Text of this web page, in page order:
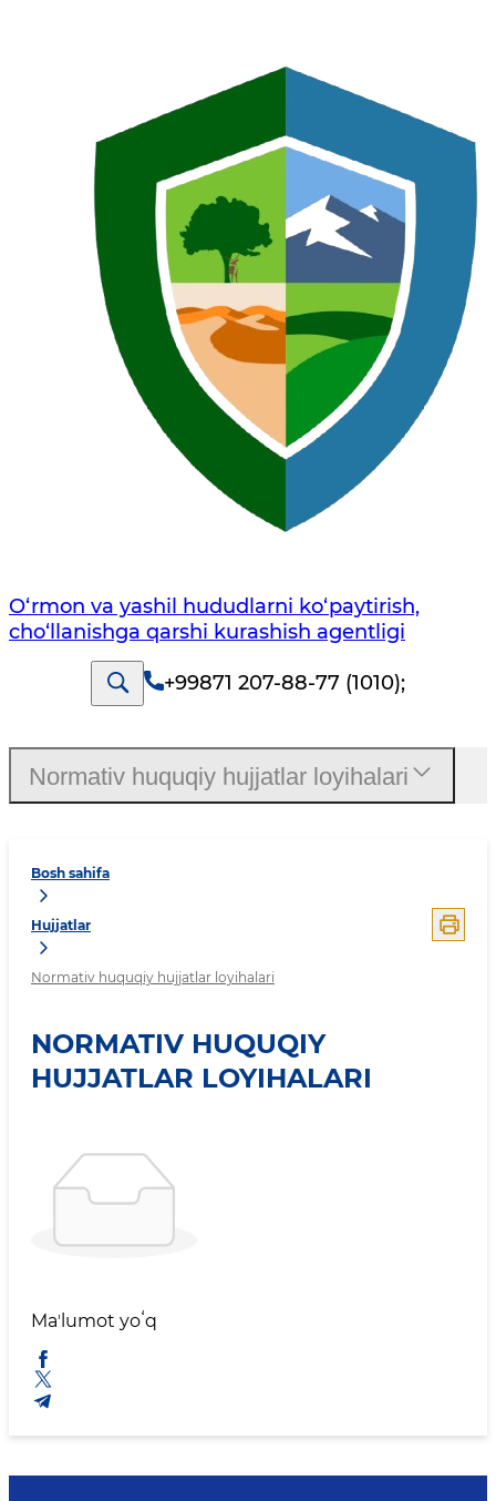
O‘rmon va yashil hududlarni ko‘paytirish,
cho‘llanishga qarshi kurashish agentligi
+99871 207-88-77 (1010);
Bosh sahifa
Hujjatlar
Normativ huquqiy hujjatlar loyihalari
NORMATIV HUQUQIY
HUJJATLAR LOYIHALARI
Maʼlumot yoʻq
Normativ huquqiy hujjatlar loyihalari